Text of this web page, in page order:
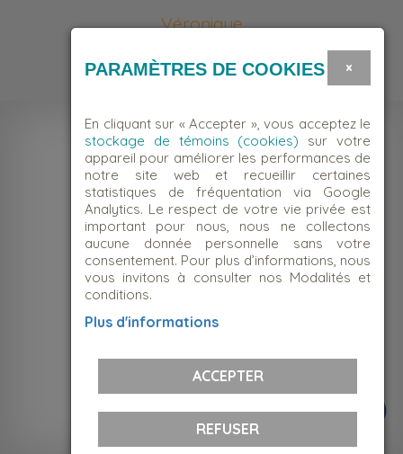
Véronique
NOUS JOINDRE
Suivez-nous!
×
PARAMÈTRES DE COOKIES
En cliquant sur « Accepter », vous acceptez le
stockage de témoins (cookies) sur votre
appareil pour améliorer les performances de
notre site web et recueillir certaines
statistiques de fréquentation via Google
Analytics. Le respect de votre vie privée est
important pour nous, nous ne collectons
aucune donnée personnelle sans votre
consentement. Pour plus d’informations, nous
vous invitons à consulter nos Modalités et
conditions.
Plus d'informations
ACCEPTER
REFUSER